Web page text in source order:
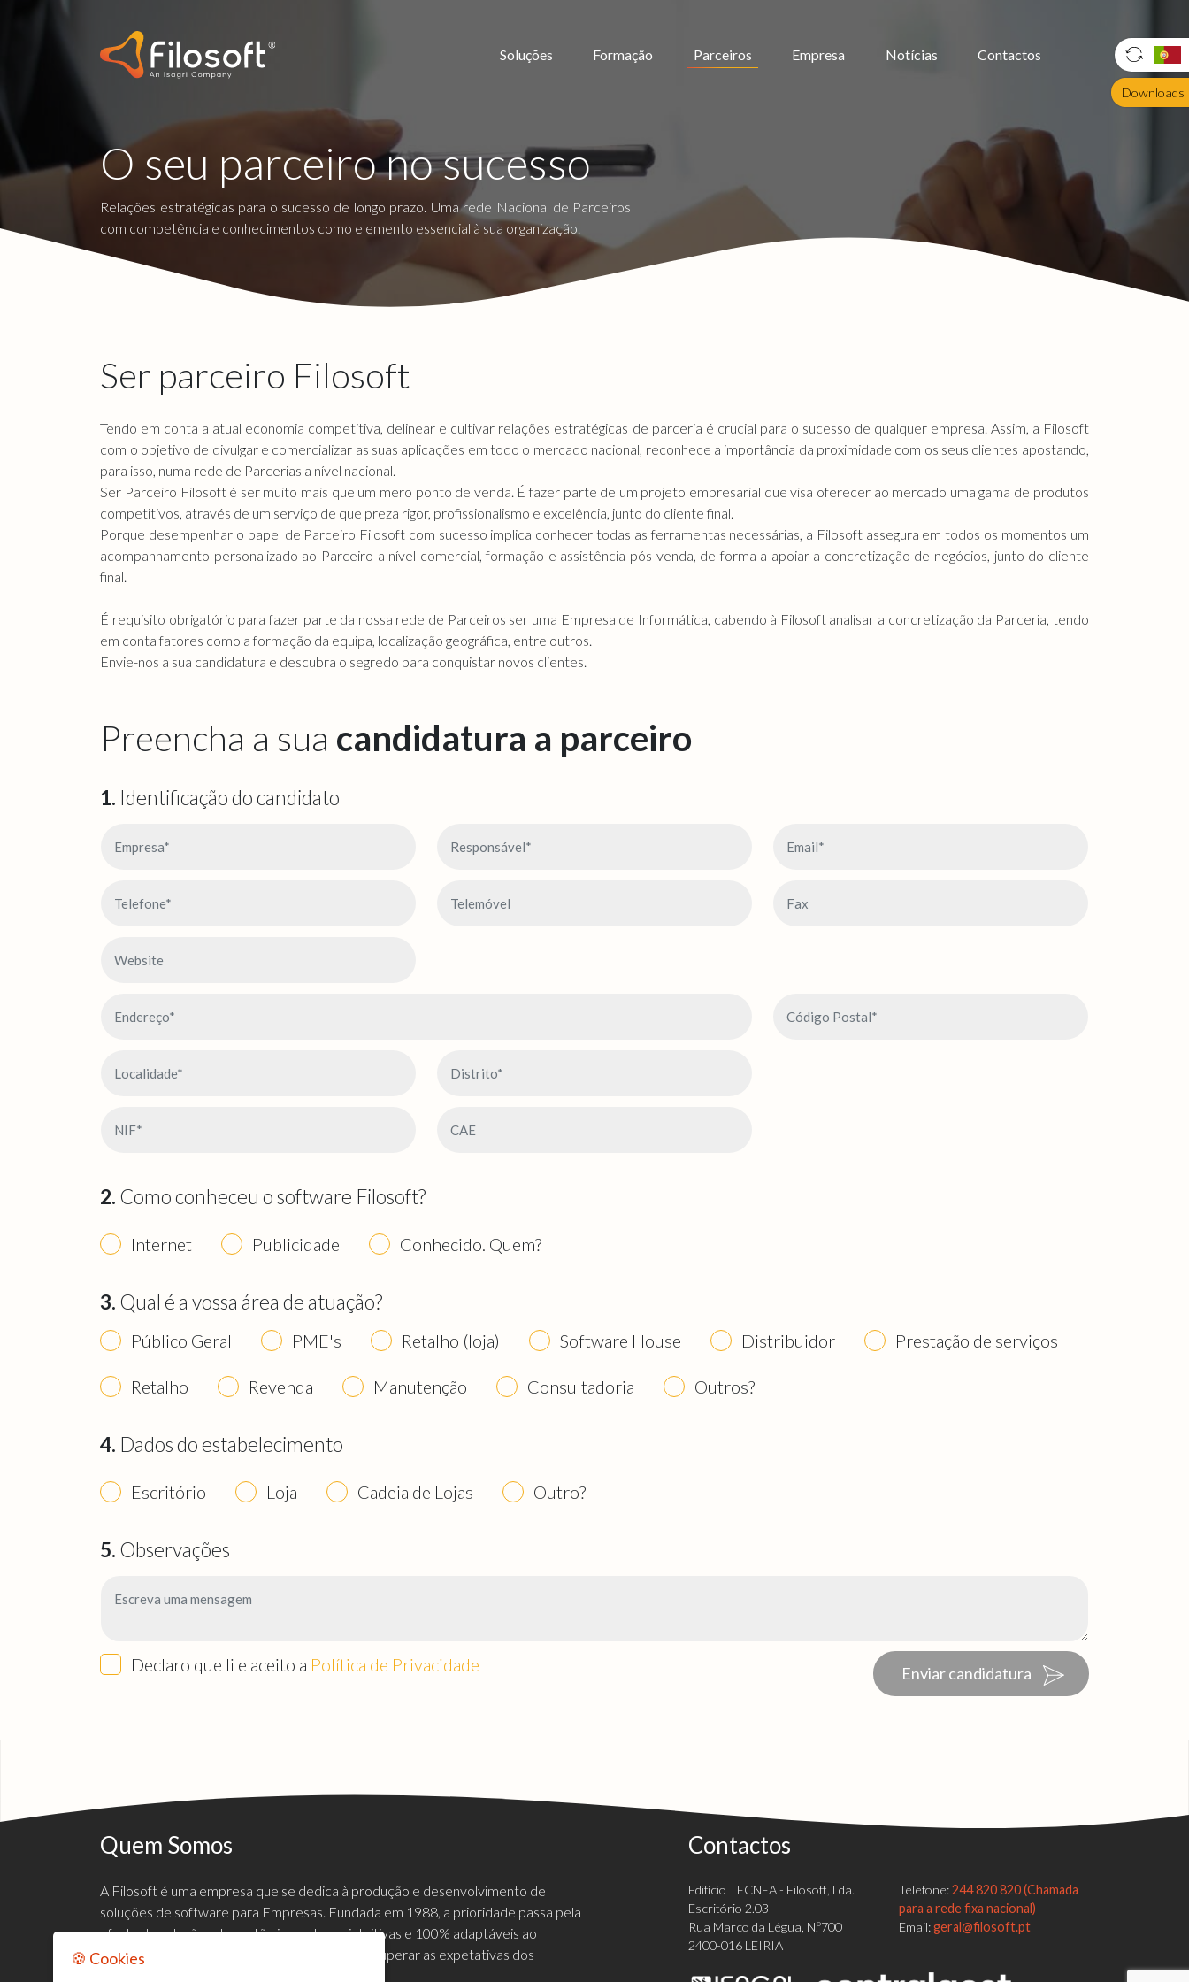
Soluções Formação Parceiros Empresa Notícias Contactos
Downloads
O seu parceiro no sucesso
Relações estratégicas para o sucesso de longo prazo. Uma rede Nacional de Parceiros
com competência e conhecimentos como elemento essencial à sua organização.
Ser parceiro Filosoft
Tendo em conta a atual economia competitiva, delinear e cultivar relações estratégicas de parceria é crucial para o sucesso de qualquer empresa. Assim, a Filosoft
com o objetivo de divulgar e comercializar as suas aplicações em todo o mercado nacional, reconhece a importância da proximidade com os seus clientes apostando,
para isso, numa rede de Parcerias a nível nacional.
Ser Parceiro Filosoft é ser muito mais que um mero ponto de venda. É fazer parte de um projeto empresarial que visa oferecer ao mercado uma gama de produtos
competitivos, através de um serviço de que preza rigor, profissionalismo e excelência, junto do cliente final.
Porque desempenhar o papel de Parceiro Filosoft com sucesso implica conhecer todas as ferramentas necessárias, a Filosoft assegura em todos os momentos um
acompanhamento personalizado ao Parceiro a nível comercial, formação e assistência pós-venda, de forma a apoiar a concretização de negócios, junto do cliente
final.
É requisito obrigatório para fazer parte da nossa rede de Parceiros ser uma Empresa de Informática, cabendo à Filosoft analisar a concretização da Parceria, tendo
em conta fatores como a formação da equipa, localização geográfica, entre outros.
Envie-nos a sua candidatura e descubra o segredo para conquistar novos clientes.
Preencha a sua candidatura a parceiro
1. Identificação do candidato
2. Como conheceu o software Filosoft?
Internet Publicidade Conhecido. Quem?
3. Qual é a vossa área de atuação?
Público Geral PME's Retalho (loja) Software House Distribuidor Prestação de serviços
Retalho Revenda Manutenção Consultadoria Outros?
4. Dados do estabelecimento
Escritório Loja Cadeia de Lojas Outro?
5. Observações
Declaro que li e aceito a Política de Privacidade Enviar candidatura
Quem Somos
A Filosoft é uma empresa que se dedica à produção e desenvolvimento de
soluções de software para Empresas. Fundada em 1988, a prioridade passa pela
oferta de soluções de gestão inovadoras, intuitivas e 100% adaptáveis ao
mercado empresarial, de forma a satisfazer e superar as expetativas dos
Contactos
Edifício TECNEA - Filosoft, Lda.
Escritório 2.03
Rua Marco da Légua, N.º700
2400-016 LEIRIA
Telefone:244 820 820 (Chamada
para a rede fixa nacional)
Email:geral@filosoft.pt
🍪 Cookies